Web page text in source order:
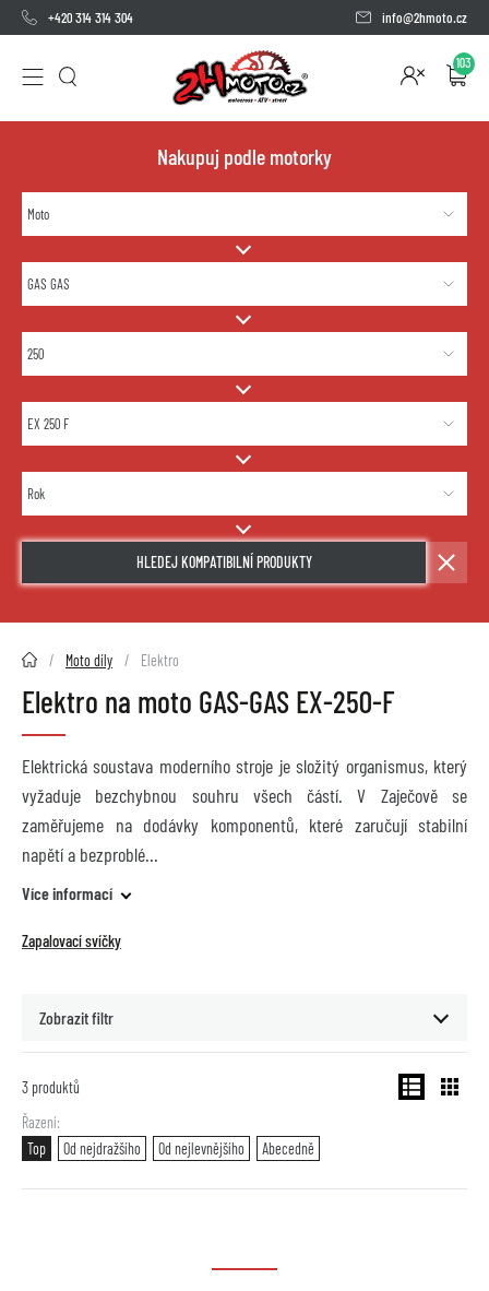
+420 314 314 304 info@2hmoto.cz
103
Nakupuj podle motorky
HLEDEJ KOMPATIBILNÍ PRODUKTY
2HMOTO.cz Moto díly Elektro
Elektro na moto GAS-GAS EX-250-F
Elektrická soustava moderního stroje je složitý organismus, který
vyžaduje bezchybnou souhru všech částí. V Zaječově se
zaměřujeme na dodávky komponentů, které zaručují stabilní
napětí a bezproblé
Více informací
Zapalovací svíčky
Zobrazit filtr
3 produktů
Řazení
Top
Od nejdražšího Od nejlevnějšího Abecedně